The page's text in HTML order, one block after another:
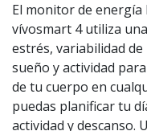
El monitor de
vívosmart 4 utiliza
estrés, variabilidad de
sueño y actividad
de tu cuerpo en
puedas planificar tu
actividad y descanso.